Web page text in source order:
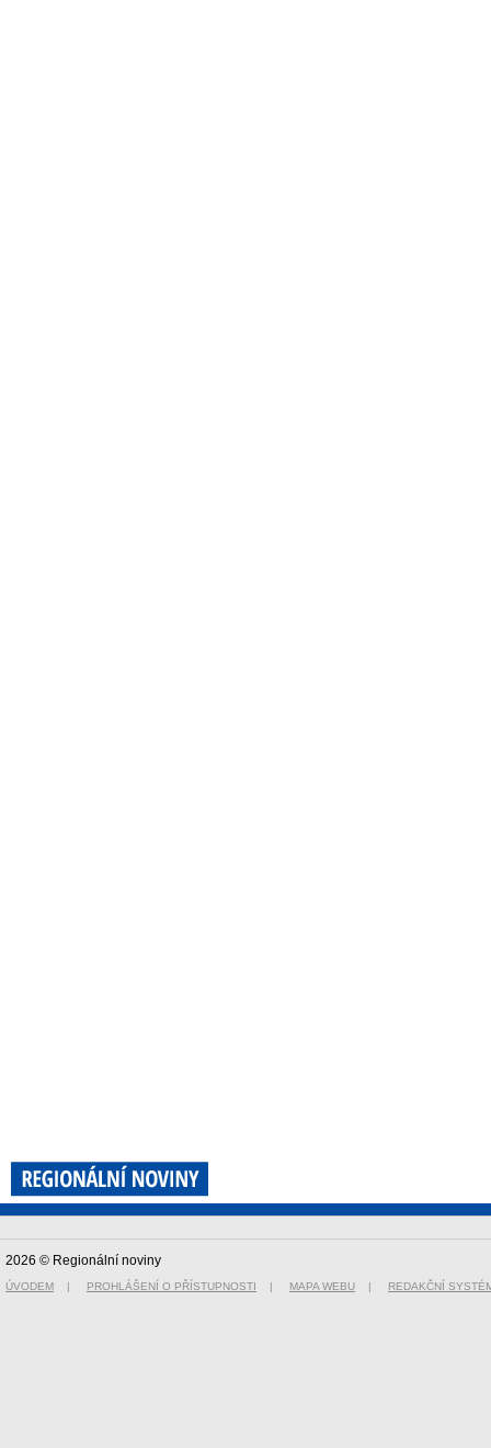
2026 © Regionální noviny
ÚVODEM | PROHLÁŠENÍ O PŘÍSTUPNOSTI | MAPA WEBU | REDAKČNÍ